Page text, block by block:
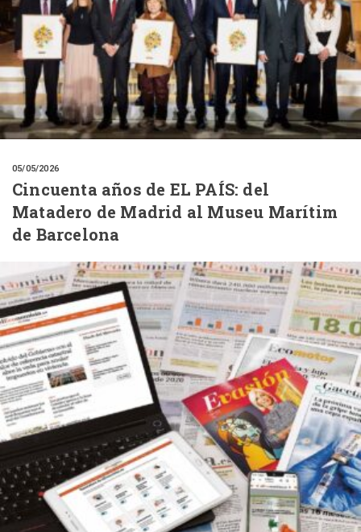
05/05/2026
Cincuenta años de EL PAÍS: del
Matadero de Madrid al Museu Marítim
de Barcelona